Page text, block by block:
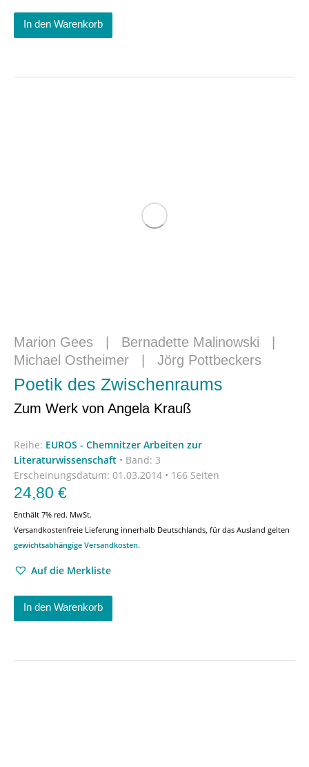
In den Warenkorb
Marion Gees Bernadette Malinowski
Michael Ostheimer
Jörg Pottbeckers
Poetik des Zwischenraums
Zum Werk von Angela Krauß
Reihe: EUROS - Chemnitzer Arbeiten zur
Literaturwissenschaft • Band: 3
Erscheinungsdatum: 01.03.2014 • 166 Seiten
24,80 €
Enthält 7% red. MwSt.
Versandkostenfreie Lieferung innerhalb Deutschlands, für das Ausland gelten
gewichtsabhängige Versandkosten.
Auf die Merkliste
In den Warenkorb